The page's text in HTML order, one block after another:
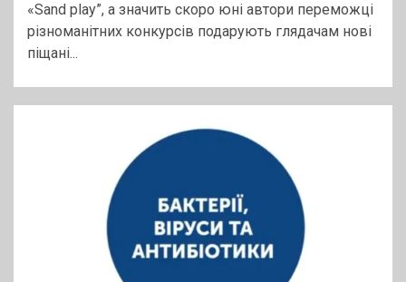
«Sand play”, а значить скоро юні автори переможці
різноманітних конкурсів подарують глядачам нові
піщані...